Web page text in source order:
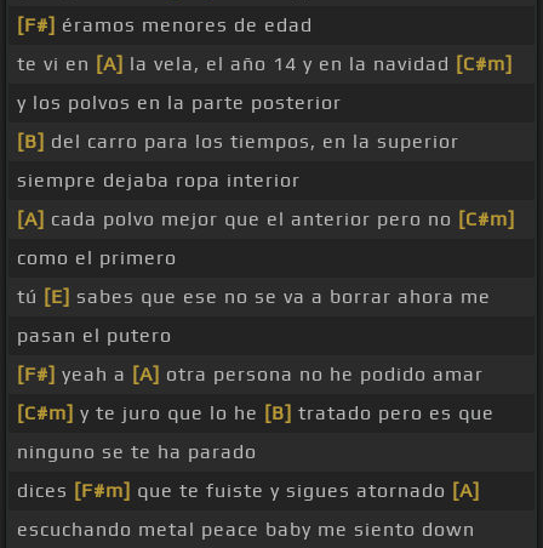
[F#] éramos menores de edad
te vi en [A] la vela, el año 14 y en la navidad [C#m]
y los polvos en la parte posterior
[B] del carro para los tiempos, en la superior
siempre dejaba ropa interior
[A] cada polvo mejor que el anterior pero no [C#m]
como el primero
tú [E] sabes que ese no se va a borrar ahora me
pasan el putero
[F#] yeah a [A] otra persona no he podido amar
[C#m] y te juro que lo he [B] tratado pero es que
ninguno se te ha parado
dices [F#m] que te fuiste y sigues atornado [A]
escuchando metal peace baby me siento down